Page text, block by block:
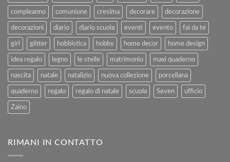
compleanno comunione cresima decorare decorazione
decorazioni diario diario scuola eventi evento fai da te
girl glitter hobbistica hobby home decor home design
idea regalo legno le stelle matrimonio maxi quaderno
nascita natale natalizio nuova collezione porcellana
quaderno regalo regalo di natale scuola Seven ufficio
Zaino
RIMANI IN CONTATTO